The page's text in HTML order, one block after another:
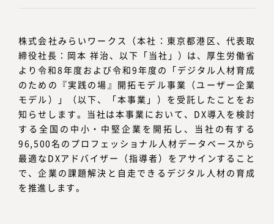
株式会社みらいワークス（本社：東京都港区、代表取
締役社長：岡本 祥治、以下「当社」）は、厚生労働省
より令和8年度および令和9年度の「デジタル人材育成
のための『実践の場』開拓モデル事業（ユーザー企業
モデル）」（以下、「本事業」）を受託したことをお
知らせします。当社は本事業において、DX導入を検討
する全国の中小・中堅企業を開拓し、当社の有する
96,500名のプロフェッショナル人材データベースから
最適なDXアドバイザー（指導者）をアサインすること
で、企業の課題解決と自走できるデジタル人材の育成
を推進します。